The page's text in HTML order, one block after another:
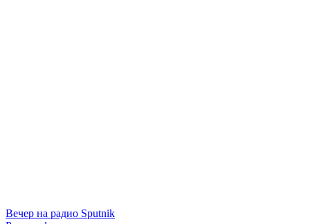
Вечер на радио Sputnik